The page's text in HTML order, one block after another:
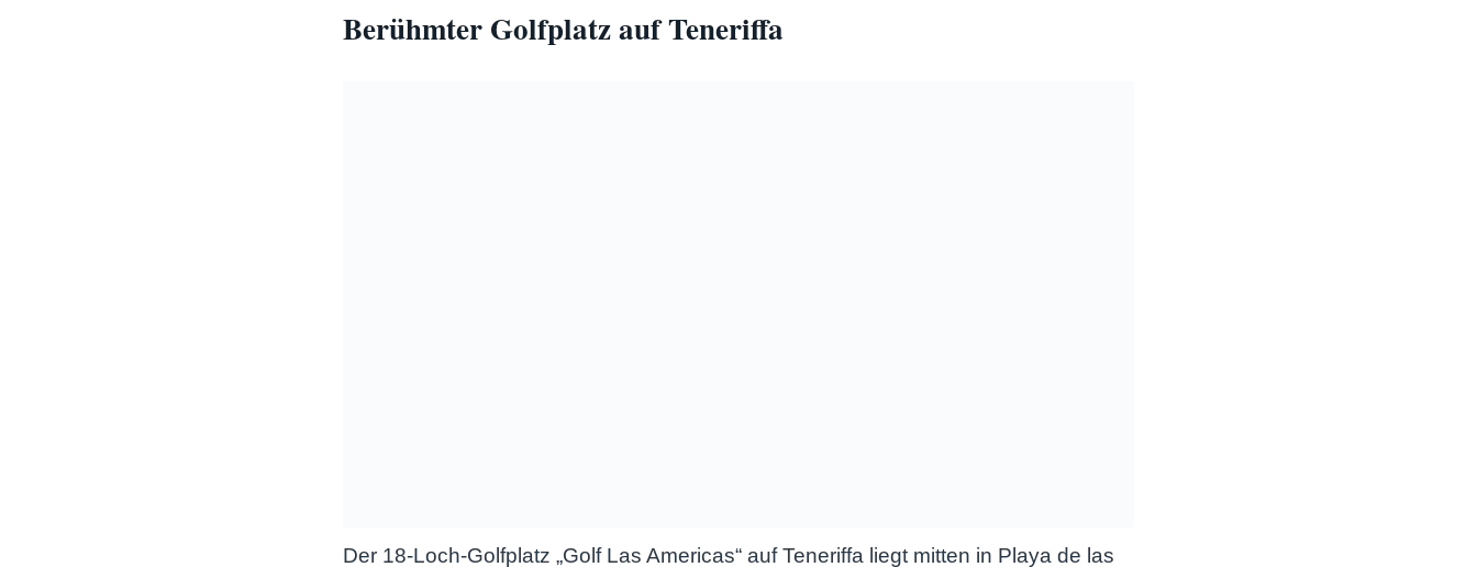
Berühmter Golfplatz auf Teneriffa
Der 18-Loch-Golfplatz „Golf Las Americas“ auf Teneriffa liegt mitten in Playa de las